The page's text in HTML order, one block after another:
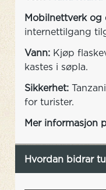
Mobilnettverk og
internettilgang
Vann: Kjøp
kastes i søpla.
Sikkerhet:
for turister.
Mer informasjon
Hvordan bidrar